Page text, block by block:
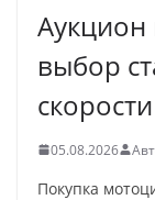
Аукцион
выбор
скорости
05.08.2026
Покупка